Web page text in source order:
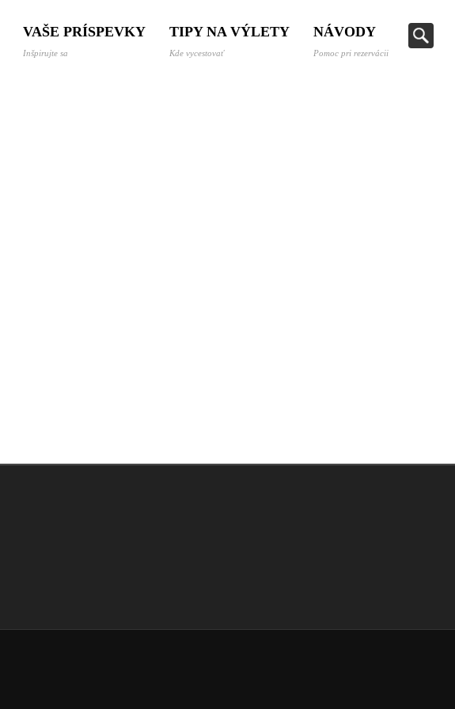
VAŠE PRÍSPEVKY
Inšpirujte sa
TIPY NA VÝLETY
Kde vycestovať
NÁVODY
Pomoc pri rezervácii